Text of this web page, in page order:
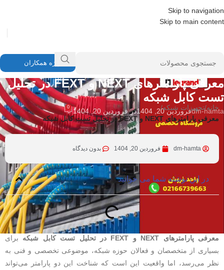
Skip to navigation
Skip to main content
ویژه همکاران
معرفی پارامترهای NEXT و FEXT در تحلیل
تست کابل شبکه
dm-hamtaفروردین 20, 1404 در فروردین 20, 1404 0 خانه/تجهیزات شبکه/
معرفی پارامترهای NEXT و FEXT در تحلیل تست کابل شبکه
dm-hamta فروردین 20, 1404 بدون دیدگاه
در این نوشته شما می خوانید
معرفی پارامترهای NEXT و FEXT در تحلیل تست کابل شبکه
برای
بسیاری از متخصصان و فعالان حوزه شبکه، موضوعی تخصصی و فنی به
نظر می‌رسد، اما واقعیت این است که شناخت این دو پارامتر می‌تواند